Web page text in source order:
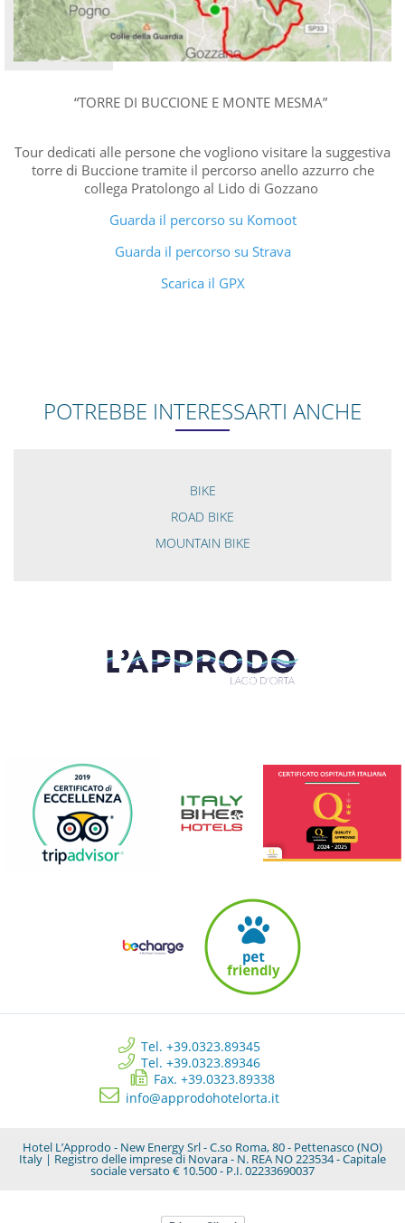
“TORRE DI BUCCIONE E MONTE MESMA”
Tour dedicati alle persone che vogliono visitare la suggestiva
torre di Buccione tramite il percorso anello azzurro che
collega Pratolongo al Lido di Gozzano
Guarda il percorso su Komoot
Guarda il percorso su Strava
Scarica il GPX
POTREBBE INTERESSARTI ANCHE
BIKE
ROAD BIKE
MOUNTAIN BIKE
Tel. +39.0323.89345
Tel. +39.0323.89346
Fax. +39.0323.89338
info@approdohotelorta.it
Hotel L’Approdo - New Energy Srl - C.so Roma, 80 - Pettenasco (NO)
Italy | Registro delle imprese di Novara - N. REA NO 223534 - Capitale
sociale versato € 10.500 - P.I. 02233690037